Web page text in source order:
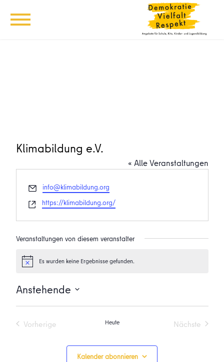
Klimabildung e.V.
« Alle Veranstaltungen
Email
info@klimabildung.org
Webseite
https://klimabildung.org/
Veranstaltungen von diesem veranstalter
HinweisEs wurden keine Ergebnisse gefunden.
Anstehende
Datum
Vorherige
Heute
Nächste
Kalender abonnieren